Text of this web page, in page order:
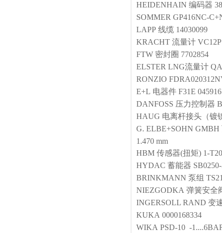
HEIDENHAIN 编码器
SOMMER GP416NC-
LAPP 线缆 14030099
KRACHT 流量计
FTW 密封圈 7702854
ELSTER LNG流量计
RONZIO
E+L 电器件 F31E 045916
DANFOSS 压力控制器
HAUG 电离杆接头（镀
G. ELBE+SOHN GMBH
1.470 mm
HBM 传感器(扭矩) 1-
HYDAC 蓄能器
BRINKMANN 泵组
NIEZGODKA 弹簧安全
INGERSOLL RAND 变
KUKA 0000168334
WIKA PSD-10 -